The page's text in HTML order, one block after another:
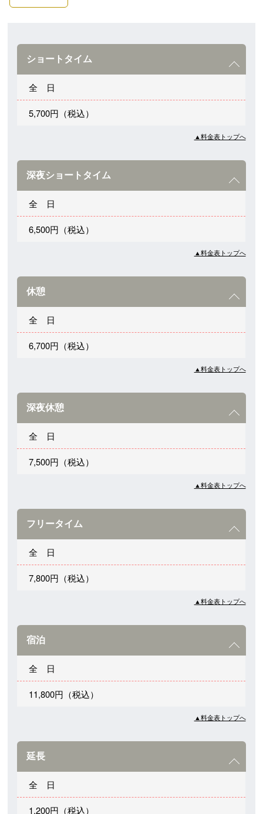
ショートタイム
全 日
5,700円（税込）
▲料金表トップへ
深夜ショートタイム
全 日
6,500円（税込）
▲料金表トップへ
休憩
全 日
6,700円（税込）
▲料金表トップへ
深夜休憩
全 日
7,500円（税込）
▲料金表トップへ
フリータイム
全 日
7,800円（税込）
▲料金表トップへ
宿泊
全 日
11,800円（税込）
▲料金表トップへ
延長
全 日
1,200円（税込）